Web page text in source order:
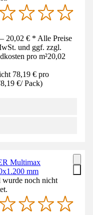
20,02 € * Alle Preise
und ggf. zzgl.
pro m²20,02
78,19 € pro
€/ Pack)
Multimax
mm
noch nicht